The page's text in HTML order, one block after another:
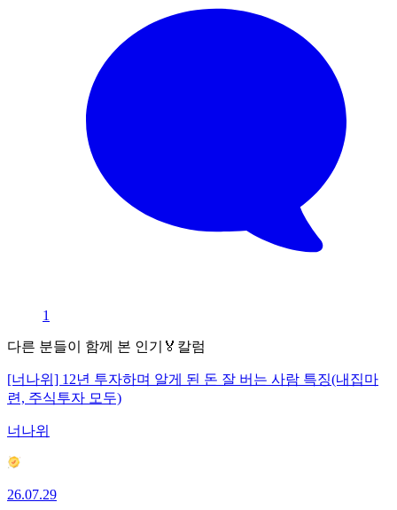
1
다른 분들이 함께 본 인기🏅칼럼
[너나위] 12년 투자하며 알게 된 돈 잘 버는 사람 특징(내집마
련, 주식투자 모두)
너나위
26.07.29